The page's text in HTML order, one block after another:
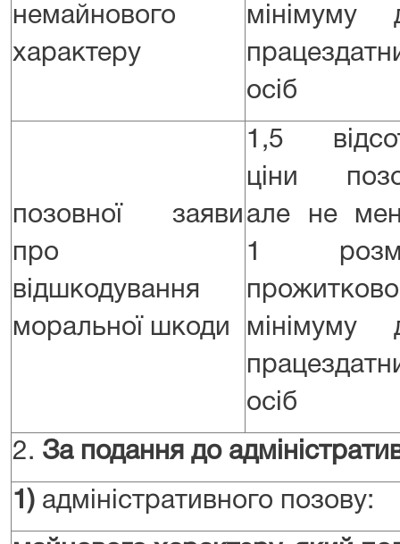
немайнового
характеру
мінімуму
осіб
позовної заяви
про
відшкодування
моральної шкоди
1,5
ціни
але не
1
мінімуму
осіб
2. За подання до
1) адміністративного позову: